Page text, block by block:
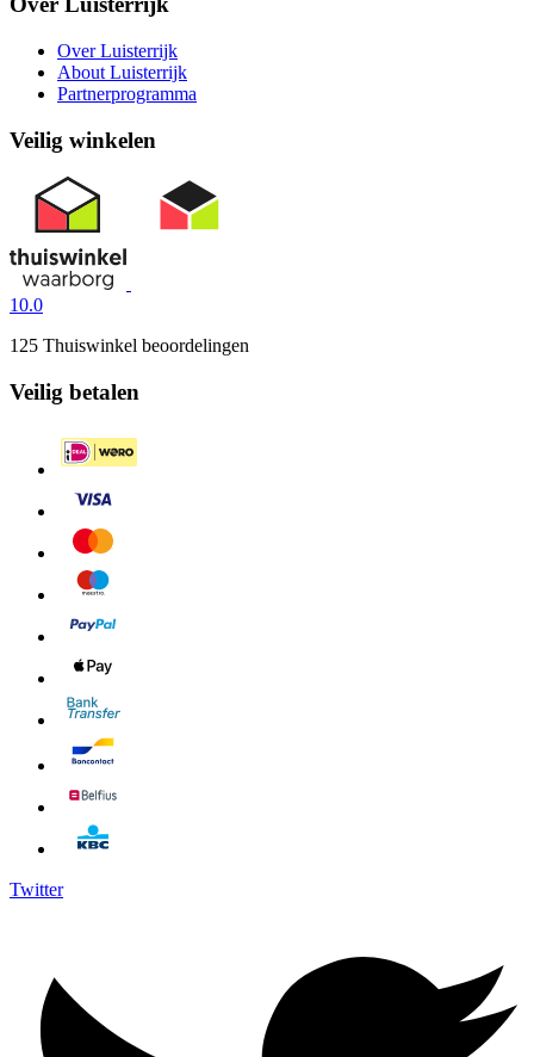
Over Luisterrijk
About Luisterrijk
Partnerprogramma
Veilig winkelen
10.0
125 Thuiswinkel beoordelingen
Veilig betalen
Twitter